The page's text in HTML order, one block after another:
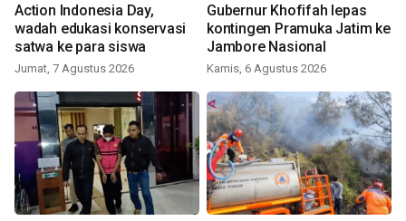
Action Indonesia Day,
wadah edukasi konservasi
satwa ke para siswa
Jumat, 7 Agustus 2026
Gubernur Khofifah lepas
kontingen Pramuka Jatim ke
Jambore Nasional
Kamis, 6 Agustus 2026